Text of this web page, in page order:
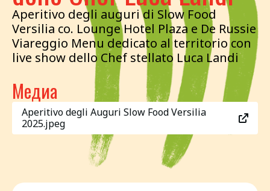
Aperitivo degli auguri di Slow Food
Versilia co. Lounge Hotel Plaza e De Russie
Viareggio Menu dedicato al territorio con
live show dello Chef stellato Luca Landi
Медиа
Aperitivo degli Auguri Slow Food Versilia
2025.jpeg